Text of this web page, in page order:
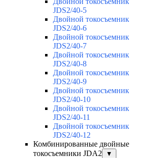
JDS2/40-5
Двойной токосъемник
JDS2/40-6
Двойной токосъемник
JDS2/40-7
Двойной токосъемник
JDS2/40-8
Двойной токосъемник
JDS2/40-9
Двойной токосъемник
JDS2/40-10
Двойной токосъемник
JDS2/40-11
Двойной токосъемник
JDS2/40-12
Комбинированные двойные
токосъемники JDA2
▼